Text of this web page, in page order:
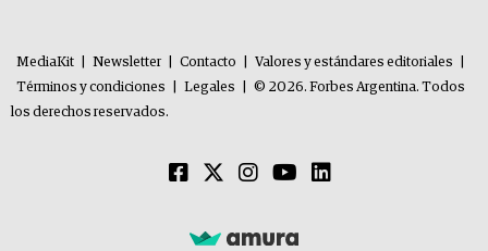
MediaKit Newsletter Contacto Valores y estándares editoriales
Términos y condiciones
Legales
© 2026. Forbes Argentina. Todos
los derechos reservados.